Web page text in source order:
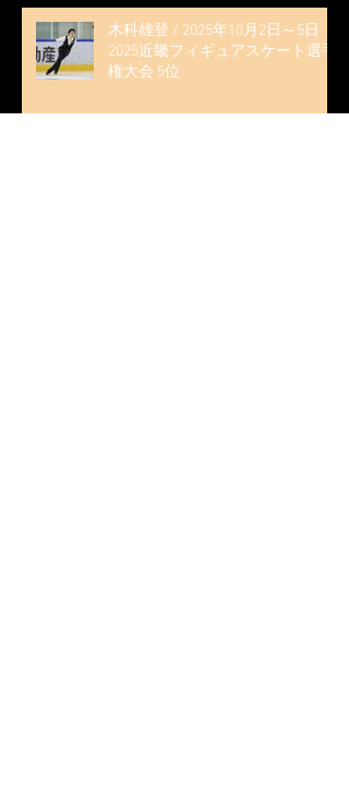
木科雄登 / 2025年10月2日～5日
2025近畿フィギュアスケート選手
権大会 5位